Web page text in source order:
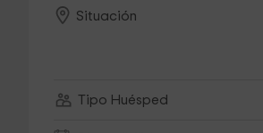
Situación
Tipo Huésped